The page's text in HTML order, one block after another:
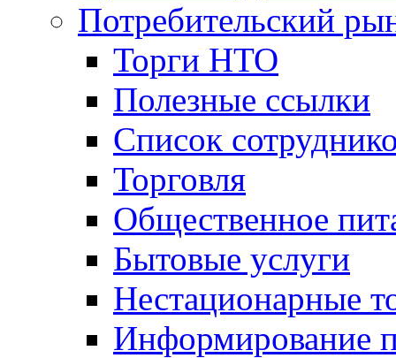
Потребительский
Торги НТО
Полезные ссылки
Список
Торговля
Общественное
Бытовые услуги
Нестационарные
Информирование